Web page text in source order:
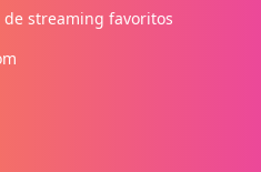
streaming favoritos